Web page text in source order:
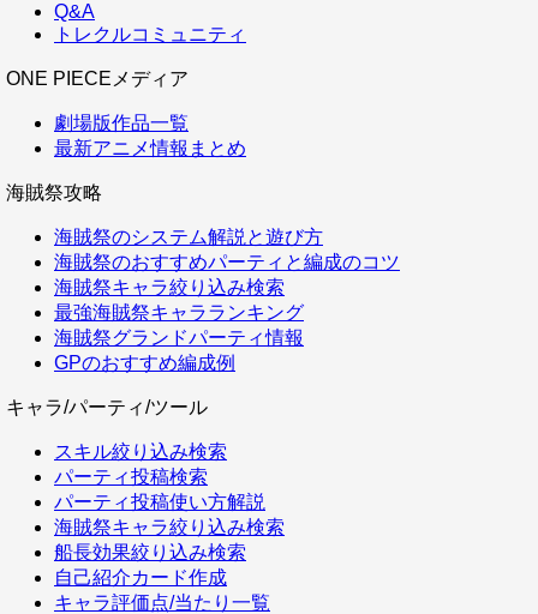
Q&A
トレクルコミュニティ
ONE PIECEメディア
劇場版作品一覧
最新アニメ情報まとめ
海賊祭攻略
海賊祭のシステム解説と遊び方
海賊祭のおすすめパーティと編成のコツ
海賊祭キャラ絞り込み検索
最強海賊祭キャラランキング
海賊祭グランドパーティ情報
GPのおすすめ編成例
キャラ/パーティ/ツール
スキル絞り込み検索
パーティ投稿検索
パーティ投稿使い方解説
海賊祭キャラ絞り込み検索
船長効果絞り込み検索
自己紹介カード作成
キャラ評価点/当たり一覧